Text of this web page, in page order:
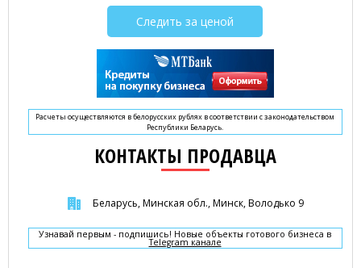
Следить за ценой
Расчеты осуществляются в белорусских рублях в соответствии с законодательством
Республики Беларусь.
КОНТАКТЫ ПРОДАВЦА
Беларусь, Минская обл., Минск, Володько 9
Узнавай первым - подпишись! Новые объекты готового бизнеса в
Telegram канале